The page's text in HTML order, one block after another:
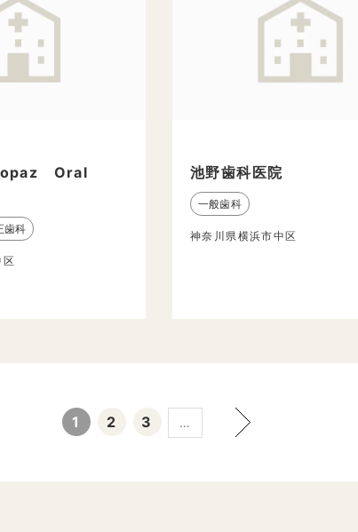
Oral
歯科
区
池野歯科医院
一般歯科
神奈川県横浜市中区
1 2 3 …